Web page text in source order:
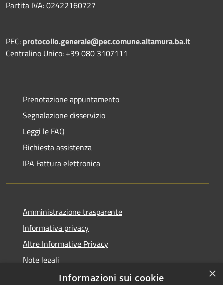
Partita IVA: 02422160727
PEC: protocollo.generale@pec.comune.altamura.ba.it
Centralino Unico: +39 080 3107111
Prenotazione appuntamento
Segnalazione disservizio
Leggi le FAQ
Richiesta assistenza
IPA Fattura elettronica
Amministrazione trasparente
Informativa privacy
Altre Informative Privacy
Note legali
Dichiarazione di accessibilità
×
Informazioni sui cookie